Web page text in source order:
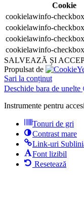
Cookie
cookielawinfo-
cookielawinfo-
cookielawinfo-
cookielawinfo-
SALVEAZĂ ȘI
Propulsat de
Sari la conținut
Deschide bara de unelte
Instrumente pentru
Tonuri de gri
Contrast mare
Link-uri
Font lizibil
Resetează